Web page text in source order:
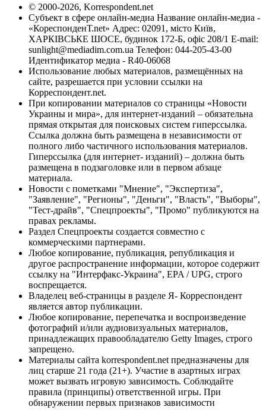
© 2000-2026, Korrespondent.net
Субъект в сфере онлайн-медиа Название онлайн-медиа -
«КореспонденТ.net» Адрес: 02091, місто Київ,
ХАРКІВСЬКЕ ШОСЕ, будинок 172-Б, офіс 208/1 E-mail:
sunlight@mediadim.com.ua Телефон: 044-205-43-00
Идентификатор медиа - R40-06068
Использование любых материалов, размещённых на
сайте, разрешается при условии ссылки на
Корреспондент.net.
При копировании материалов со страницы «Новости
Украины и мира», для интернет-изданий – обязательна
прямая открытая для поисковых систем гиперссылка.
Ссылка должна быть размещена в независимости от
полного либо частичного использования материалов.
Гиперссылка (для интернет- изданий) – должна быть
размещена в подзаголовке или в первом абзаце
материала.
Новости с пометками "Мнение", "Экспертиза",
"Заявление", "Регионы", "Деньги", "Власть", "Выборы",
"Тест-драйв", "Спецпроекты", "Промо" публикуются на
правах рекламы.
Раздел Спецпроекты создается совместно с
коммерческими партнерами.
Любое копирование, публикация, републикация и
другое распространение информации, которое содержит
ссылку на "Интерфакс-Украина", EPA / UPG, строго
воспрещается.
Владелец веб-страницы в разделе Я- Корреспондент
является автор публикации.
Любое копирование, перепечатка и воспроизведение
фотографий и/или аудиовизуальных материалов,
принадлежащих правообладателю Getty Images, строго
запрещено.
Материалы сайта korrespondent.net предназначены для
лиц старше 21 года (21+). Участие в азартных играх
может вызвать игровую зависимость. Соблюдайте
правила (принципы) ответственной игры. При
обнаружении первых признаков зависимости